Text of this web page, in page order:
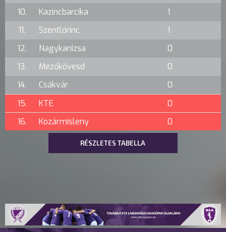
10.
Kazincbarcika
1
11.
Szentlőrinc
1
12.
Nagykanizsa
0
13.
Mezőkövesd
0
14.
Csákvár
0
15.
KTE
0
16.
Kozármisleny 0
RÉSZLETES TABELLA